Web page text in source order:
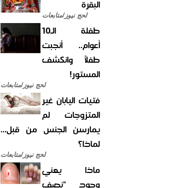
البقرة
لحج نيوز/متابعات
طفلة الـ10
أعوام.. أنجبت
طفلاً وانكشف
المستور!
لحج نيوز/متابعات
فتيات اليابان غير
المتزوجات لم
يمارسن الجنس من قبل...
لماذا؟
لحج نيوز/متابعات
ماذا يعني
وجود "نصف